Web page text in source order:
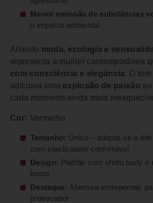
Menor emissão de substâncias
o impacto ambiental
Aliando moda, ecologia e
representa a mulher contemporânea
com consciência e elegância . O
adiciona uma explosão de paixão
cada momento ainda mais
Cor: Vermelho
Tamanho: Único – adapta-se a
com elasticidade confortável
Design:
Padrão com efeito body e
busto
Destaque: Abertura entrepernas
provocador